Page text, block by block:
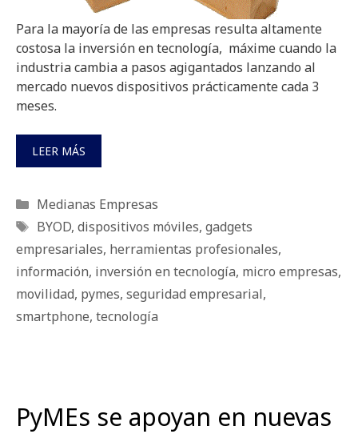
Para la mayoría de las empresas resulta altamente
costosa la inversión en tecnología, máxime cuando la
industria cambia a pasos agigantados lanzando al
mercado nuevos dispositivos prácticamente cada 3
meses.
LEER MÁS
Categorías
Medianas Empresas
Etiquetas
BYOD, dispositivos móviles, gadgets
empresariales, herramientas profesionales,
información, inversión en tecnología, micro empresas,
movilidad, pymes, seguridad empresarial,
smartphone, tecnología
PyMEs se apoyan en nuevas